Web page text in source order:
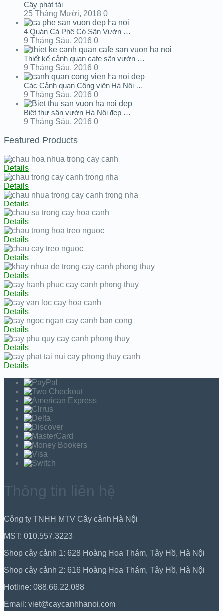
Cây phát tài
25 Tháng Mười, 2018 0
4 Quán Cà Phê Có Sân Vườn …
9 Tháng Sáu, 2016 0
Thiết kế cảnh quan cafe sân vườn …
9 Tháng Sáu, 2016 0
Các Cảnh quan Công viên Hà Nội …
9 Tháng Sáu, 2016 0
Biệt thự sân vườn Hà Nội đẹp …
9 Tháng Sáu, 2016 0
Featured Products
Details
Details
Details
Details
Details
Details
Details
Details
Details
Details
Details
Details
Thông tin liên hệ
Công ty TNHH MTV Cây cảnh Hà Nội
MST: 010.557.3223
Shop cây cảnh 1: 628 Hoàng Hoa Thám, Tây Hồ, Hà Nội
Shop cây cảnh 2: 616 Hoàng Hoa Thám, Tây Hồ, Hà Nội
Hotline: 088.66.22.088
Email: viet@caycanhhanoi.com